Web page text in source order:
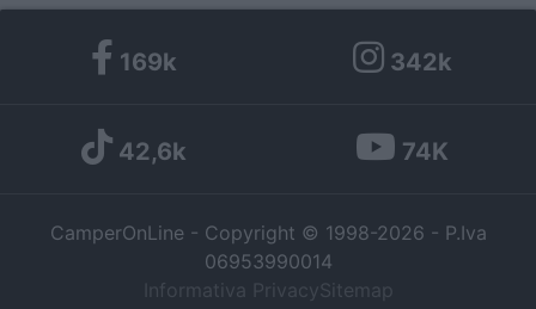
169k 342k
42,6k 74K
CamperOnLine - Copyright © 1998-2026 - P.Iva
06953990014
Informativa Privacy Sitemap